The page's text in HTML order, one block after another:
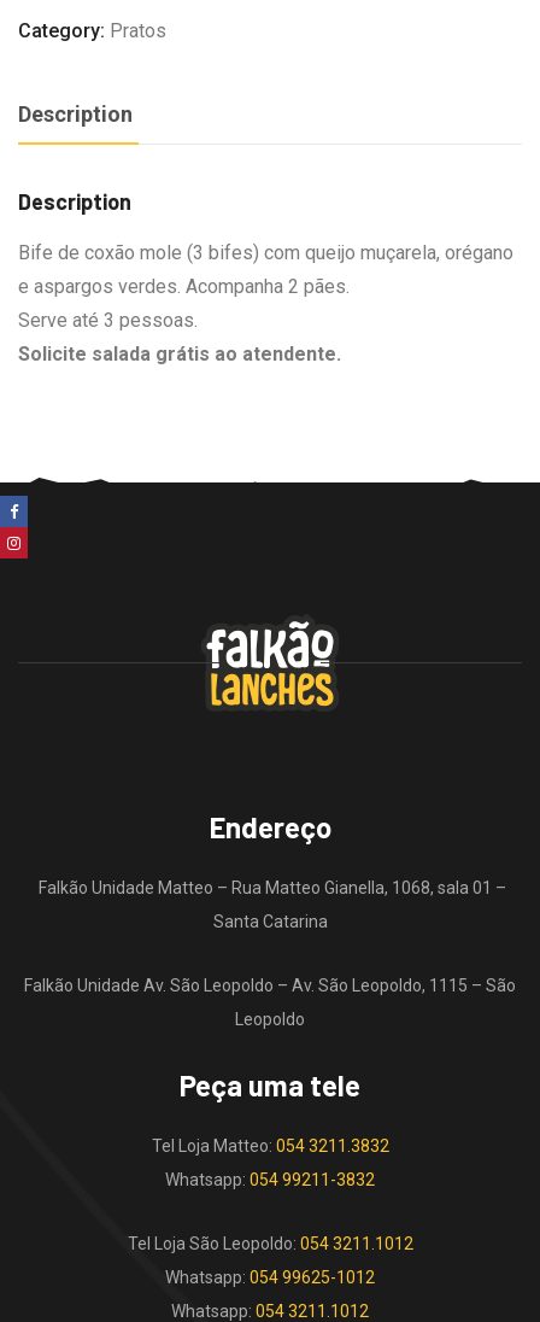
e
Grande
Category: Pratos
Description
Description
Bife de coxão mole (3 bifes) com queijo muçarela, orégano
e aspargos verdes. Acompanha 2 pães.
Serve até 3 pessoas.
Solicite salada grátis ao atendente.
Endereço
Falkão Unidade Matteo – Rua Matteo Gianella, 1068, sala 01 –
Santa Catarina
Falkão Unidade Av. São Leopoldo – Av. São Leopoldo, 1115 – São
Leopoldo
Peça uma tele
Tel Loja Matteo: 054 3211.3832
Whatsapp: 054 99211-3832
Tel Loja São Leopoldo: 054 3211.1012
Whatsapp: 054 99625-1012
Whatsapp: 054 3211.1012